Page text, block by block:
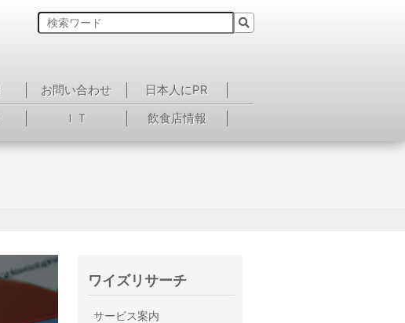
お問い合わせ
日本人にPR
ＩＴ 飲食店情報
ワイズリサーチ
サービス案内